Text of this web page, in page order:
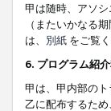
甲は随時、アソ
（またいかなる
は、 別紙 をご覧
6. プログラム紹
甲は、甲内部の
乙に配布するた